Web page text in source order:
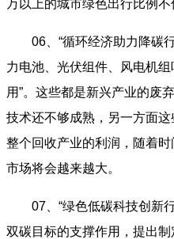
万以上的城市绿色出行比例不
06、“循环经济助力降碳
力电池、光伏组件、风电机
用”。这些都是新兴产业的废
技术还不够成熟，另一方面
整个回收产业的利润，随着
市场将会越来越大。
07、“绿色低碳科技创新
双碳目标的支撑作用，提出